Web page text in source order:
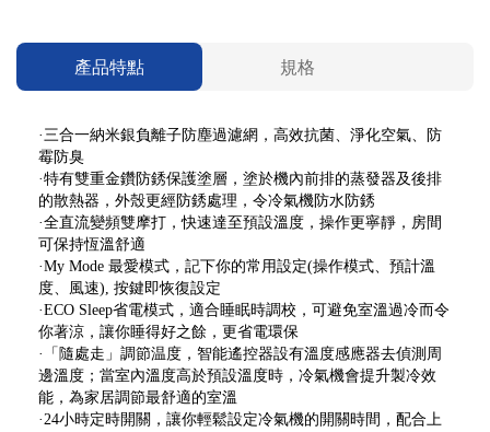
產品特點 規格
·三合一納米銀負離子防塵過濾網，高效抗菌、淨化空氣、防
霉防臭
·特有雙重金鑽防銹保護塗層，塗於機內前排的蒸發器及後排
的散熱器，外殼更經防銹處理，令冷氣機防水防銹
·全直流變頻雙摩打，快速達至預設溫度，操作更寧靜，房間
可保持恆溫舒適
·My Mode 最愛模式，記下你的常用設定(操作模式、預計溫
度、風速), 按鍵即恢復設定
·ECO Sleep省電模式，適合睡眠時調校，可避免室溫過冷而令
你著涼，讓你睡得好之餘，更省電環保
·「隨處走」調節温度，智能遙控器設有溫度感應器去偵測周
邊溫度；當室內溫度高於預設溫度時，冷氣機會提升製冷效
能，為家居調節最舒適的室溫
·24小時定時開關，讓你輕鬆設定冷氣機的開關時間，配合上